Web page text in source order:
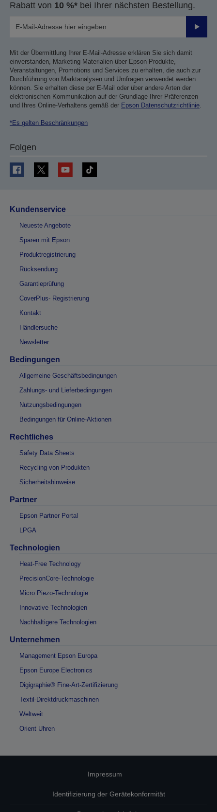
Rabatt von 10 %* bei Ihrer nächsten Bestellung.
Mit der Übermittlung Ihrer E-Mail-Adresse erklären Sie sich damit
einverstanden, Marketing-Materialien über Epson Produkte,
Veranstaltungen, Promotions und Services zu erhalten, die auch zur
Durchführung von Marktanalysen und Umfragen verwendet werden
können. Sie erhalten diese per E-Mail oder über andere Arten der
elektronischen Kommunikation auf der Grundlage Ihrer Präferenzen
und Ihres Online-Verhaltens gemäß der Epson Datenschutzrichtlinie.
*Es gelten Beschränkungen
Folgen
Kundenservice
Neueste Angebote
Sparen mit Epson
Produktregistrierung
Rücksendung
Garantieprüfung
CoverPlus- Registrierung
Kontakt
Händlersuche
Newsletter
Bedingungen
Allgemeine Geschäftsbedingungen
Zahlungs- und Lieferbedingungen
Nutzungsbedingungen
Bedingungen für Online-Aktionen
Rechtliches
Safety Data Sheets
Recycling von Produkten
Sicherheitshinweise
Partner
Epson Partner Portal
LPGA
Technologien
Heat-Free Technology
PrecisionCore-Technologie
Micro Piezo-Technologie
Innovative Technologien
Nachhaltigere Technologien
Unternehmen
Management Epson Europa
Epson Europe Electronics
Digigraphie® Fine-Art-Zertifizierung
Textil-Direktdruckmaschinen
Weltweit
Orient Uhren
Impressum
Identifizierung der Gerätekonformität